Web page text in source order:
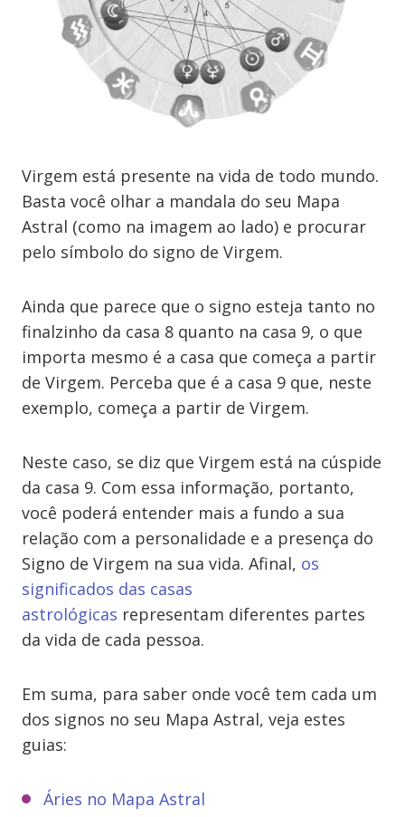
Virgem está presente na vida de todo mundo.
Basta você olhar a mandala do seu Mapa
Astral (como na imagem ao lado) e procurar
pelo símbolo do signo de Virgem.
Ainda que parece que o signo esteja tanto no
finalzinho da casa 8 quanto na casa 9, o que
importa mesmo é a casa que começa a partir
de Virgem. Perceba que é a casa 9 que, neste
exemplo, começa a partir de Virgem.
Neste caso, se diz que Virgem está na cúspide
da casa 9. Com essa informação, portanto,
você poderá entender mais a fundo a sua
relação com a personalidade e a presença do
Signo de Virgem na sua vida. Afinal, os
significados das casas
astrológicas representam diferentes partes
da vida de cada pessoa.
Em suma, para saber onde você tem cada um
dos signos no seu Mapa Astral, veja estes
guias:
Áries no Mapa Astral